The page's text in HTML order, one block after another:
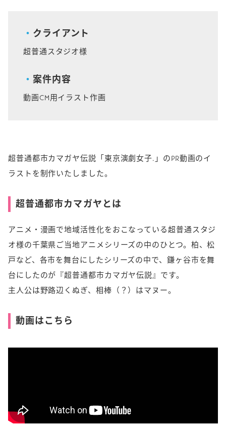
クライアント
超普通スタジオ様
案件内容
動画CM用イラスト作画
超普通都市カマガヤ伝説「東京演劇女子.」のPR動画のイ
ラストを制作いたしました。
超普通都市カマガヤとは
アニメ・漫画で地域活性化をおこなっている超普通スタジ
オ様の千葉県ご当地アニメシリーズの中のひとつ。柏、松
戸など、各市を舞台にしたシリーズの中で、鎌ヶ谷市を舞
台にしたのが『超普通都市カマガヤ伝説』です。
主人公は野路辺くぬぎ、相棒（？）はマヌー。
動画はこちら